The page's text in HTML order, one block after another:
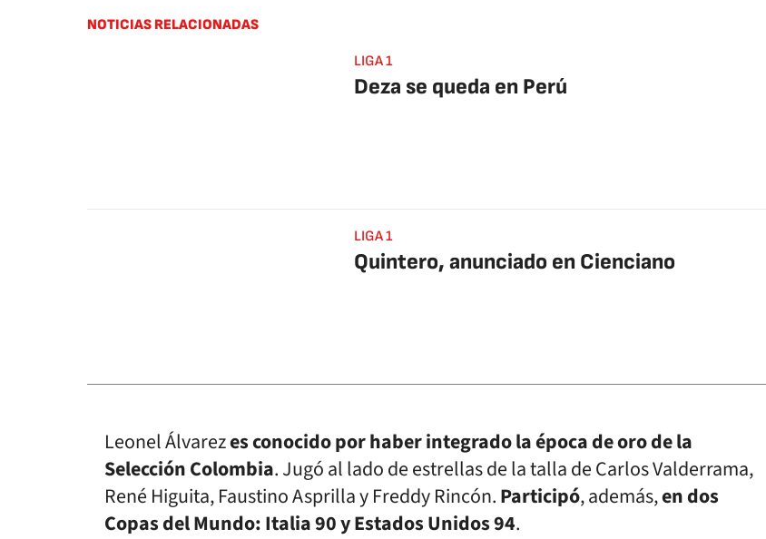
NOTICIAS RELACIONADAS
LIGA 1
Deza se queda en Perú
LIGA 1
Quintero, anunciado en Cienciano
Leonel Álvarezes conocido por haber integrado la época de oro de la
Selección Colombia. Jugó al lado de estrellas de la talla de Carlos Valderrama,
René Higuita, Faustino Asprilla y Freddy Rincón.Participó, además,en dos
Copas del Mundo: Italia 90 y Estados Unidos 94.